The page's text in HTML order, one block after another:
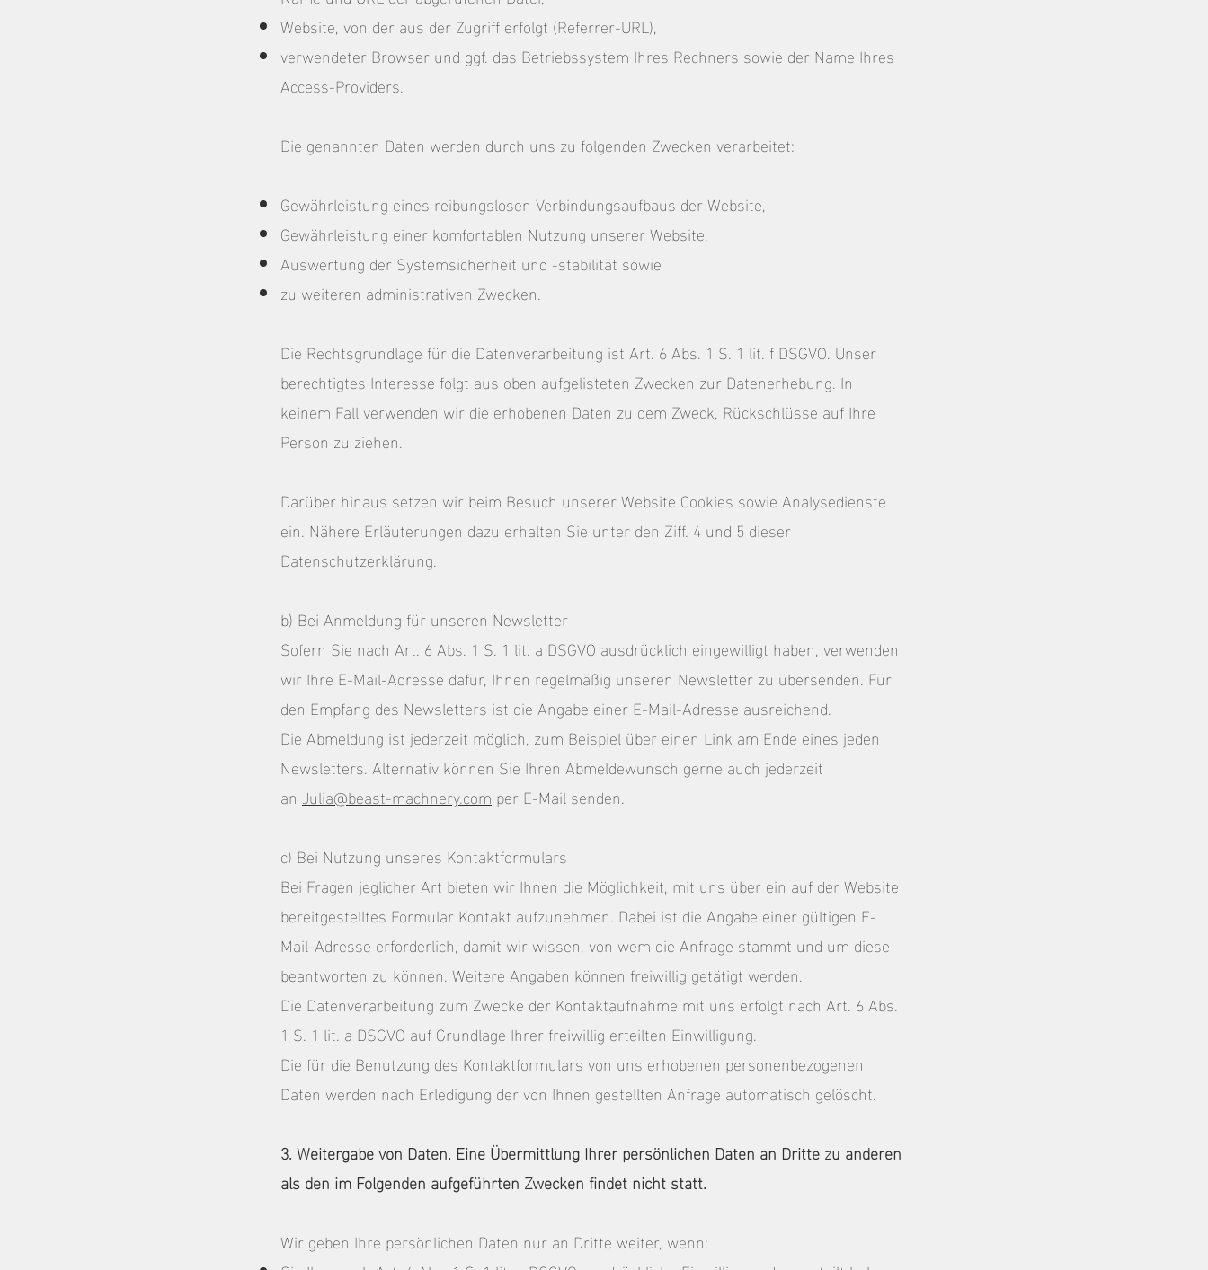
Website, von der aus der Zugriff erfolgt (Referrer-URL),
verwendeter Browser und ggf. das Betriebssystem Ihres Rechners sowie der Name Ihres
Access-Providers.
Die genannten Daten werden durch uns zu folgenden Zwecken verarbeitet:
Gewährleistung eines reibungslosen Verbindungsaufbaus der Website,
Gewährleistung einer komfortablen Nutzung unserer Website,
Auswertung der Systemsicherheit und -stabilität sowie
zu weiteren administrativen Zwecken.
Die Rechtsgrundlage für die Datenverarbeitung ist Art. 6 Abs. 1 S. 1 lit. f DSGVO. Unser
berechtigtes Interesse folgt aus oben aufgelisteten Zwecken zur Datenerhebung. In
keinem Fall verwenden wir die erhobenen Daten zu dem Zweck, Rückschlüsse auf Ihre
Person zu ziehen.
Darüber hinaus setzen wir beim Besuch unserer Website Cookies sowie Analysedienste
ein. Nähere Erläuterungen dazu erhalten Sie unter den Ziff. 4 und 5 dieser
Datenschutzerklärung.
b) Bei Anmeldung für unseren Newsletter
Sofern Sie nach Art. 6 Abs. 1 S. 1 lit. a DSGVO ausdrücklich eingewilligt haben, verwenden
wir Ihre E-Mail-Adresse dafür, Ihnen regelmäßig unseren Newsletter zu übersenden. Für
den Empfang des Newsletters ist die Angabe einer E-Mail-Adresse ausreichend.
Die Abmeldung ist jederzeit möglich, zum Beispiel über einen Link am Ende eines jeden
Newsletters. Alternativ können Sie Ihren Abmeldewunsch gerne auch jederzeit
an Julia@beast-machnery.com per E-Mail senden.
c) Bei Nutzung unseres Kontaktformulars
Bei Fragen jeglicher Art bieten wir Ihnen die Möglichkeit, mit uns über ein auf der Website
bereitgestelltes Formular Kontakt aufzunehmen. Dabei ist die Angabe einer gültigen E-
Mail-Adresse erforderlich, damit wir wissen, von wem die Anfrage stammt und um diese
beantworten zu können. Weitere Angaben können freiwillig getätigt werden.
Die Datenverarbeitung zum Zwecke der Kontaktaufnahme mit uns erfolgt nach Art. 6 Abs.
1 S. 1 lit. a DSGVO auf Grundlage Ihrer freiwillig erteilten Einwilligung.
Die für die Benutzung des Kontaktformulars von uns erhobenen personenbezogenen
Daten werden nach Erledigung der von Ihnen gestellten Anfrage automatisch gelöscht.
3. Weitergabe von Daten. Eine Übermittlung Ihrer persönlichen Daten an Dritte zu anderen
als den im Folgenden aufgeführten Zwecken findet nicht statt.
Wir geben Ihre persönlichen Daten nur an Dritte weiter, wenn: